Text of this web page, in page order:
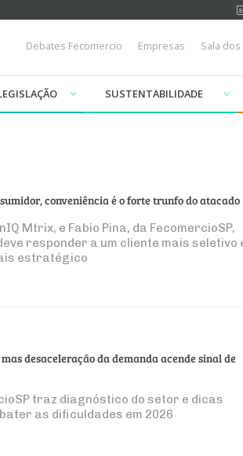
Debates Fecomercio Empresas Sala
SUSTENTABILIDADE
conveniência é o forte trunfo do atacado
Mtrix, e Fabio Pina, da FecomercioSP,
responder a um cliente mais seletivo
estratégico
desaceleração da demanda acende sinal de
traz diagnóstico do setor e dicas
as dificuldades em 2026